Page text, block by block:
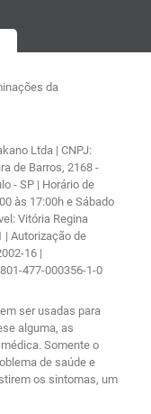
da
Ltda | CNPJ:
de Barros, 2168 -
- SP | Horário de
às 17:00h e Sábado
Vitória Regina
| Autorização de
16 |
477-000356-1-0
ser usadas para
alguma, as
Somente o
de saúde e
os sintomas, um